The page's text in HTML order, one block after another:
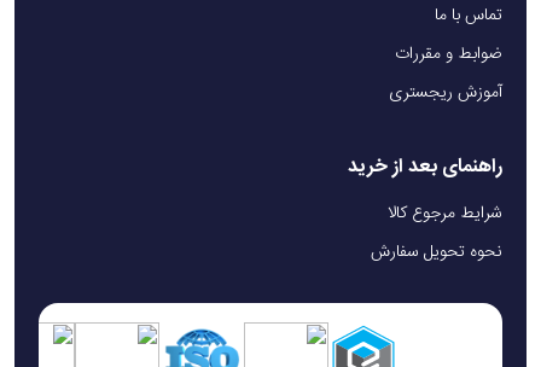
تماس با ما
ضوابط و مقررات
آموزش ریجستری
راهنمای بعد از خرید
شرایط مرجوع کالا
نحوه تحویل سفارش